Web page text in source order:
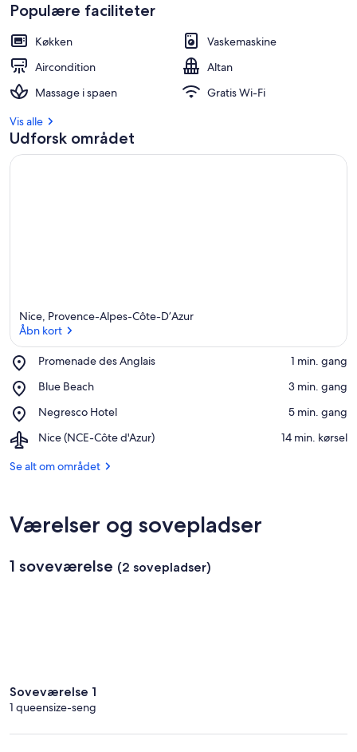
Populære faciliteter
Køkken
Vaskemaskine
Aircondition
Altan
Massage i spaen
Gratis Wi-Fi
Vis alle
Udforsk området
Nice, Provence-Alpes-Côte-D’Azur
Åbn kort
Promenade des Anglais
Place,
des
‪1 min. gang‬
Blue Beach
Place,
Beach
‪3 min. gang‬
Negresco Hotel
Place,
Hotel
‪5 min. gang‬
Nice (NCE-Côte d'Azur)
Airport,
(NCE-
‪14 min. kørsel‬
Se alt om området
Værelser og sovepladser
1 soveværelse (2 sovepladser)
Soveværelse 1
1 queensize-seng